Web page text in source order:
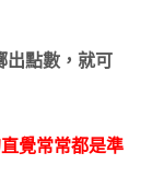
出點數，就可
覺常常都是準